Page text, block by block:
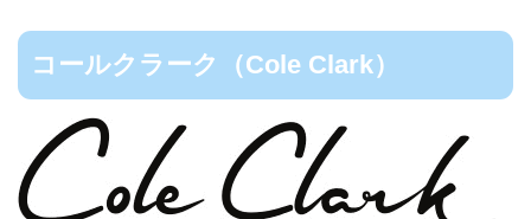
コールクラーク（Cole Clark）